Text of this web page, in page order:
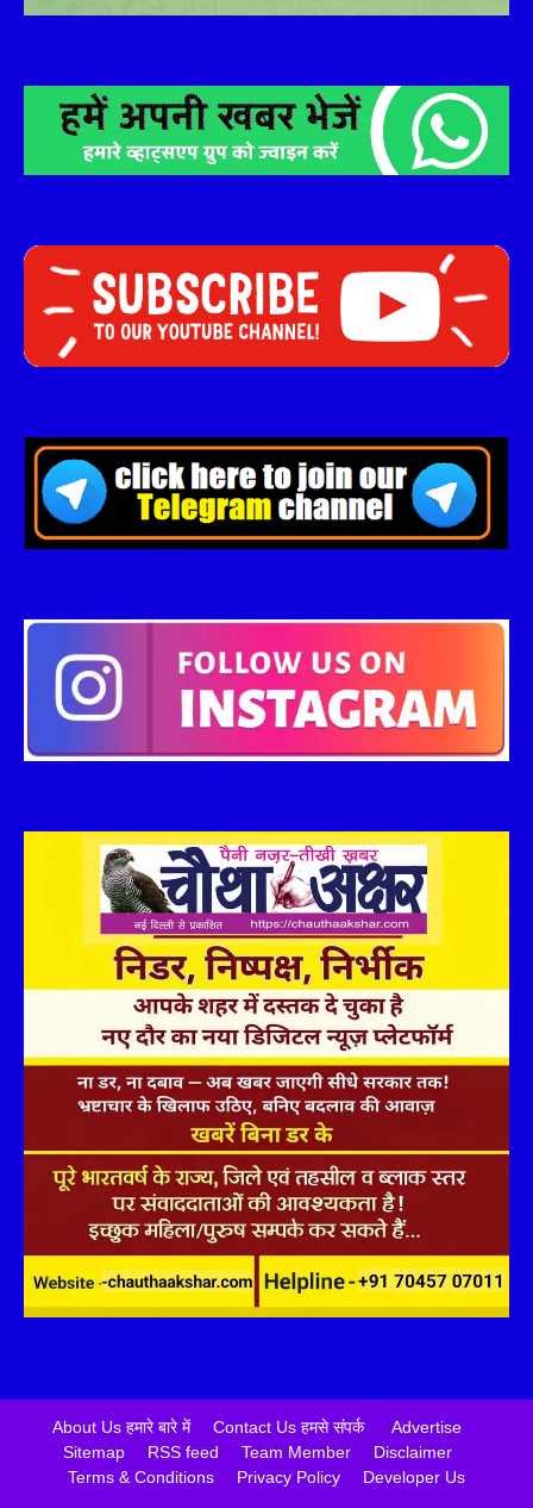
About Us हमारे बारे में Contact Us हमसे संपर्क
Advertise
Sitemap
RSS feed Team Member
Disclaimer
Terms & Conditions
Privacy Policy Developer Us